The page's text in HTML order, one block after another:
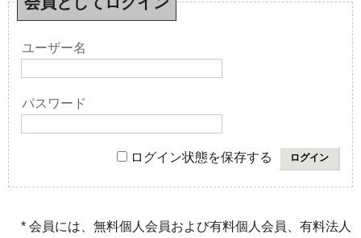
ユーザー名
パスワード
ログイン状態を保存する
* 会員には、無料個人会員および有料個人会員、有料法人